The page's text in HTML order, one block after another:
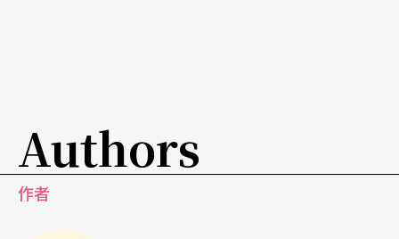
的面向：不只老公而已，她有時候還眞認爲自己是
個不折不扣的依人小鳥。
Authors
作者